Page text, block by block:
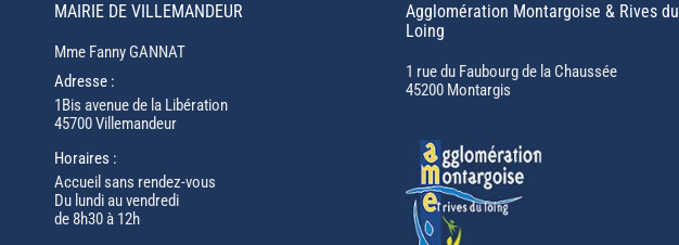
MAIRIE DE VILLEMANDEUR
Mme Fanny GANNAT
Adresse :
1Bis avenue de la Libération
45700 Villemandeur
Horaires :
Accueil sans rendez-vous
Du lundi au vendredi
de 8h30 à 12h
Agglomération Montargoise & Rives du
Loing
1 rue du Faubourg de la Chaussée
45200 Montargis